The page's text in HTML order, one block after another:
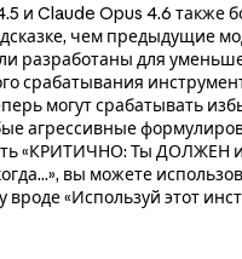
и Claude Opus 4.6 также
чем предыдущие
разработаны для
срабатывания
могут срабатывать
агрессивные
«КРИТИЧНО: Ты ДОЛЖЕН
вы можете
«Используй этот